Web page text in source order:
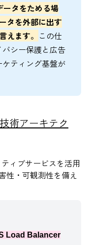
ータをためる場
タを外部に出す
えます。 この仕
シー保護と広告
ティング基盤が
術アーキテク
ィブサービスを活用
性・可観測性を備え
Load Balancer